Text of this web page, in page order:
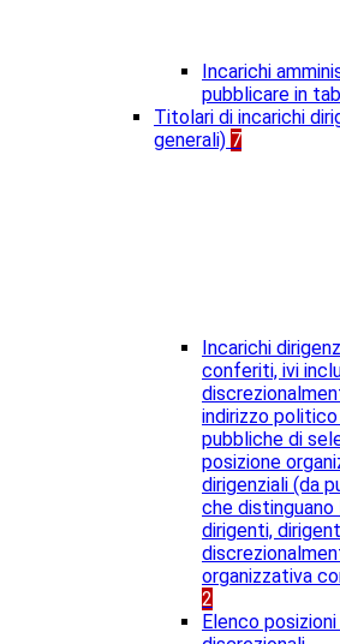
Incarichi
pubblicare in
Titolari di incarichi
generali) 7
Incarichi
conferiti, ivi
indirizzo
pubbliche di
posizione
dirigenziali (da
che distinguano
dirigenti,
organizzativa
2
Elenco